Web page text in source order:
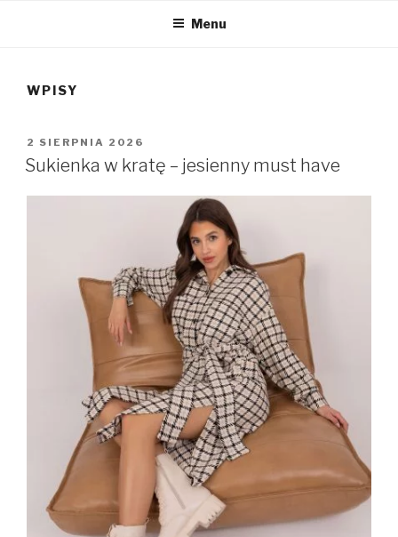
Menu
WPISY
OPUBLIKOWANE
W
2 SIERPNIA 2026
Sukienka w kratę – jesienny must have